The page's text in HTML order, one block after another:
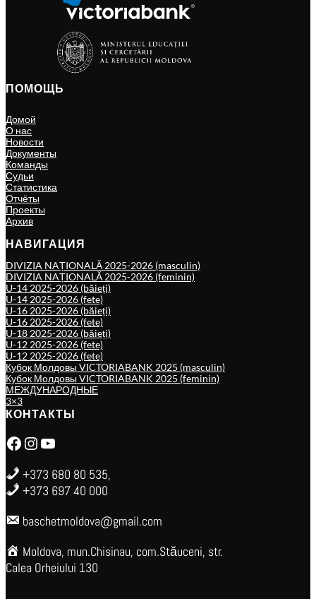
ПОМОЩЬ
Домой
О нас
Новости
Документы
Команды
Судьи
Статистика
Отчёты
Проекты
Архив
НАВИГАЦИЯ
DIVIZIA NAȚIONALĂ 2025-2026 (masculin)
DIVIZIA NAȚIONALĂ 2025-2026 (feminin)
U-14 2025-2026 (băieți)
U-14 2025-2026 (fete)
U-16 2025-2026 (băieți)
U-16 2025-2026 (fete)
U-18 2025-2026 (băieți)
U-12 2025-2026 (fete)
U-12 2025-2026 (fete)
Кубок Молдовы VICTORIABANK 2025 (masculin)
Кубок Молдовы VICTORIABANK 2025 (feminin)
МЕЖДУНАРОДНЫЕ
3×3
КОНТАКТЫ
Facebook Instagram YouTube
+373 680 80 535,
+373 697 40 000
baschetmoldova@gmail.com
Moldova, mun.Chisinau, com.Stăuceni, str.
Calea Orheiului 130